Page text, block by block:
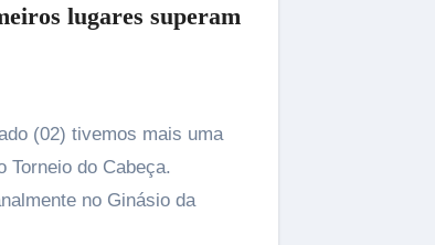
lugares superam
(02) tivemos mais uma
Torneio do Cabeça.
no Ginásio da